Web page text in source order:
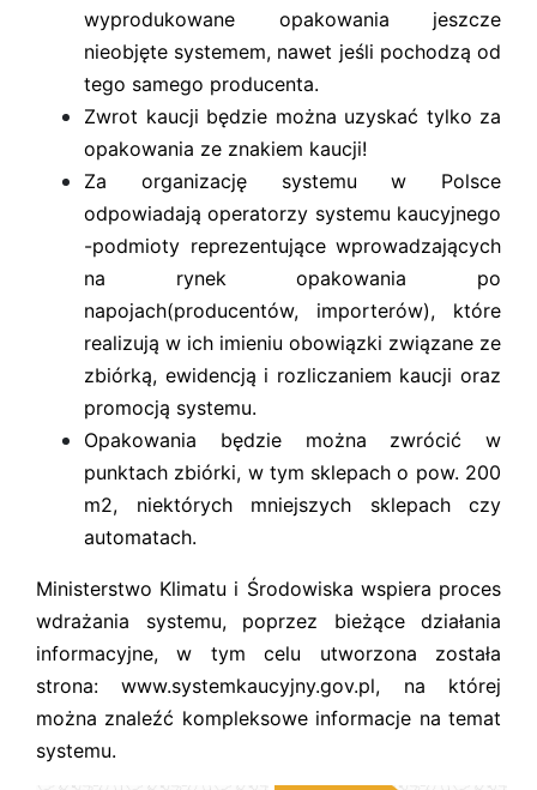
wyprodukowane opakowania jeszcze
nieobjęte systemem, nawet jeśli pochodzą od
tego samego producenta.
Zwrot kaucji będzie można uzyskać tylko za
opakowania ze znakiem kaucji!
Za organizację systemu w Polsce
odpowiadają operatorzy systemu kaucyjnego
-podmioty reprezentujące wprowadzających
na rynek opakowania po
napojach(producentów, importerów), które
realizują w ich imieniu obowiązki związane ze
zbiórką, ewidencją i rozliczaniem kaucji oraz
promocją systemu.
Opakowania będzie można zwrócić w
punktach zbiórki, w tym sklepach o pow. 200
m2, niektórych mniejszych sklepach czy
automatach.
Ministerstwo Klimatu i Środowiska wspiera proces
wdrażania systemu, poprzez bieżące działania
informacyjne, w tym celu utworzona została
strona: www.systemkaucyjny.gov.pl, na której
można znaleźć kompleksowe informacje na temat
systemu.